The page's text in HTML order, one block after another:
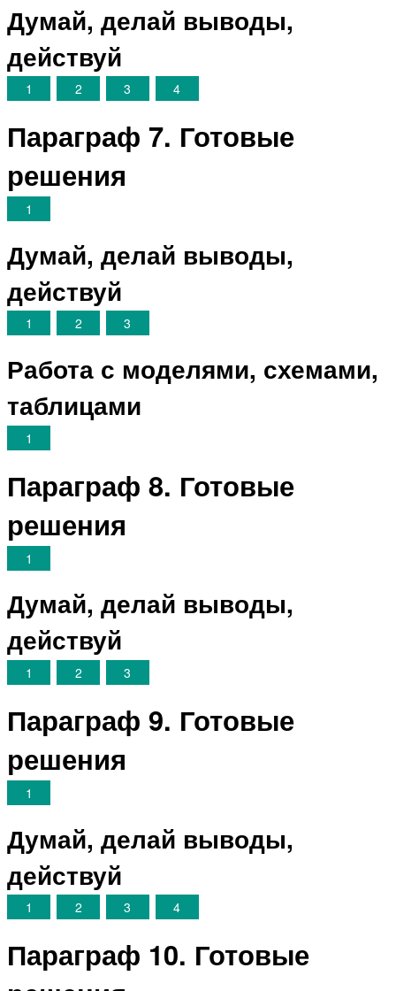
Думай, делай выводы,
действуй
1 2 3 4
Параграф 7. Готовые
решения
1
Думай, делай выводы,
действуй
1 2 3
Работа с моделями, схемами,
таблицами
1
Параграф 8. Готовые
решения
1
Думай, делай выводы,
действуй
1 2 3
Параграф 9. Готовые
решения
1
Думай, делай выводы,
действуй
1 2 3 4
Параграф 10. Готовые